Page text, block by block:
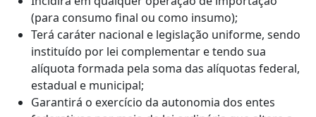
(para consumo final ou como insumo);
Terá caráter nacional e legislação uniforme, sendo
instituído por lei complementar e tendo sua
alíquota formada pela soma das alíquotas federal,
estadual e municipal;
Garantirá o exercício da autonomia dos entes